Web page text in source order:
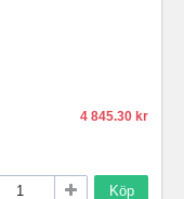
4 845.30
Köp